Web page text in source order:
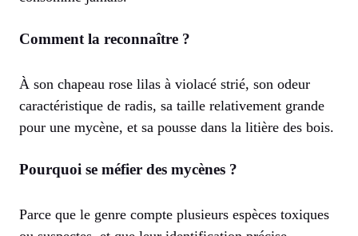
Comment la reconnaître ?
À son chapeau rose lilas à violacé strié, son odeur
caractéristique de radis, sa taille relativement grande
pour une mycène, et sa pousse dans la litière des bois.
Pourquoi se méfier des mycènes ?
Parce que le genre compte plusieurs espèces toxiques